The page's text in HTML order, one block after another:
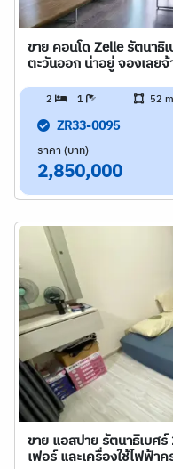
ขาย คอนโด Zelle รัตนา
ตะวันออก น่าอยู่ จองเลยจ้
2 1 52 m
ZR33-0095
ราคา (บาท)
2,850,000
ขาย แอสปาย รัตนาธิเบศ
เฟอร์ และเครื่องใช้ไฟฟ้า